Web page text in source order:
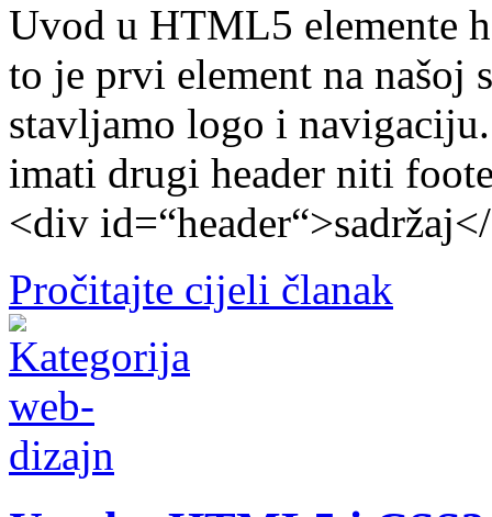
Uvod u HTML5 elemente
to je prvi element na našoj
stavljamo logo i
imati drugi header niti
<div
Pročitajte cijeli članak